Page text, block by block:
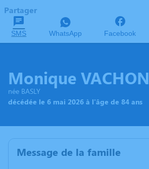
Partager
SMS WhatsApp Facebook
Monique VACHON
née BASLY
décédée le 6 mai 2026 à l'âge de 84 ans
Message de la famille